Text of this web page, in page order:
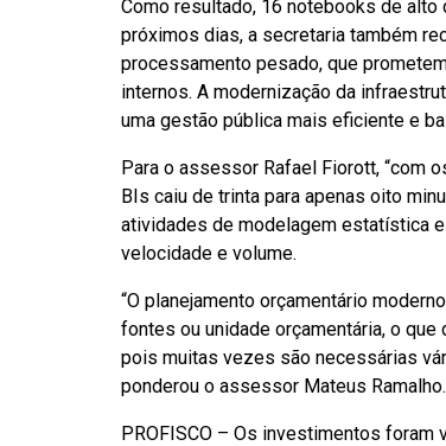
Como resultado, 16 notebooks de
próximos dias, a secretaria também
processamento pesado, que
internos. A modernização da
uma gestão pública mais eficiente e
Para o assessor Rafael Fiorott, “com
BIs caiu de trinta para apenas oito
atividades de modelagem estatística
velocidade e volume.
“O planejamento orçamentário
fontes ou unidade orçamentária, o
pois muitas vezes são necessárias
ponderou o assessor Mateus Ramalho.
PROFISCO – Os investimentos